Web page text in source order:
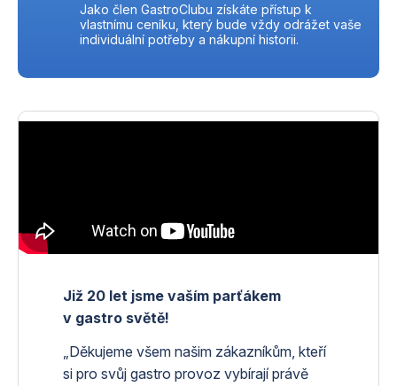
Již 20 let jsme vaším parťákem
v gastro světě!
„Děkujeme všem našim zákazníkům, kteří
si pro svůj gastro provoz vybírají právě
Jako člen GastroClubu získáte přístup k
vlastnímu ceníku, který bude vždy odrážet vaše
individuální potřeby a nákupní historii.